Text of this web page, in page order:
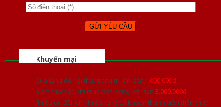
Khuyến mại
Quà tặng đồ nội thất trang trí lên đến 1.000.000đ
Giảm trực tiếp khi mua đơn hàng lớn hơn 3.000.000đ
Nhiều ưu đãi lớn khi đăng ký tài khoản thành viên thân thiết